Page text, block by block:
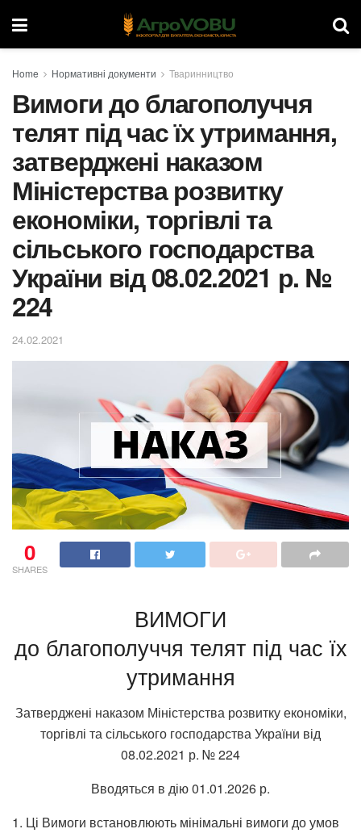
Home Нормативні документи Тваринництво
Вимоги до благополуччя
телят під час їх утримання,
затверджені наказом
Міністерства розвитку
економіки, торгівлі та
сільського господарства
України від 08.02.2021 р. №
224
24.02.2021
0
SHARES
ВИМОГИ
до благополуччя телят під час їх
утримання
Затверджені наказом Міністерства розвитку економіки,
торгівлі та сільського господарства України від
08.02.2021 р. № 224
Вводяться в дію 01.01.2026 р.
1. Ці Вимоги встановлюють мінімальні вимоги до умов